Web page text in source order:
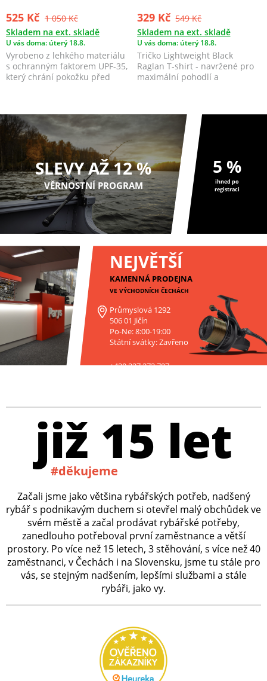
525 Kč 1 050 Kč
Skladem na ext. skladě
U vás doma: úterý 18.8.
Vyrobeno z lehkého materiálu
s ochranným faktorem UPF-35,
který chrání pokožku před
329 Kč 549 Kč
Skladem na ext. skladě
U vás doma: úterý 18.8.
Tričko Lightweight Black
Raglan T-shirt - navržené pro
maximální pohodlí a
SLEVY AŽ 12 %
VĚRNOSTNÍ PROGRAM
5 %
ihned po
registraci
NEJVĚTŠÍ
KAMENNÁ PRODEJNA
VE VÝCHODNÍCH ČECHÁCH
Průmyslová 1292
506 01 Jičín
Po-Ne: 8:00-19:00
Státní svátky: Zavřeno
+420 227 272 797
již 15 let
#děkujeme
Začali jsme jako většina rybářských potřeb, nadšený
rybář s podnikavým duchem si otevřel malý obchůdek ve
svém městě a začal prodávat rybářské potřeby,
zanedlouho potřeboval první zaměstnance a větší
prostory. Po více než 15 letech, 3 stěhování, s více než 40
zaměstnanci, v Čechách i na Slovensku, jsme tu stále pro
vás, se stejným nadšením, lepšími službami a stále
rybáři, jako vy.